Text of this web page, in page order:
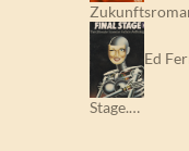
Ed
Stage.…